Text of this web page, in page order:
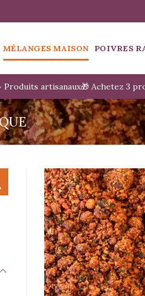
MÉLANGES MAISON POIVRES
Produits artisanaux🎁 Achetez 3